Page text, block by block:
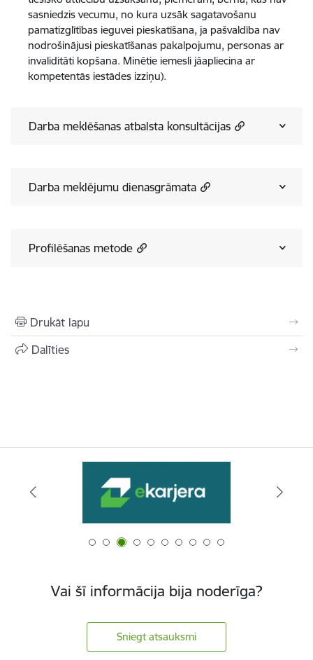
sasniedzis vecumu, no kura uzsāk sagatavošanu
pamatizglītības ieguvei pieskatīšana, ja pašvaldība nav
nodrošinājusi pieskatīšanas pakalpojumu, personas ar
invaliditāti kopšana. Minētie iemesli jāapliecina ar
kompetentās iestādes izziņu).
Darba meklēšanas atbalsta konsultācijas
Darba meklējumu dienasgrāmata
Profilēšanas metode
Drukāt lapu
Dalīties
Vai šī informācija bija noderīga?
Sniegt atsauksmi